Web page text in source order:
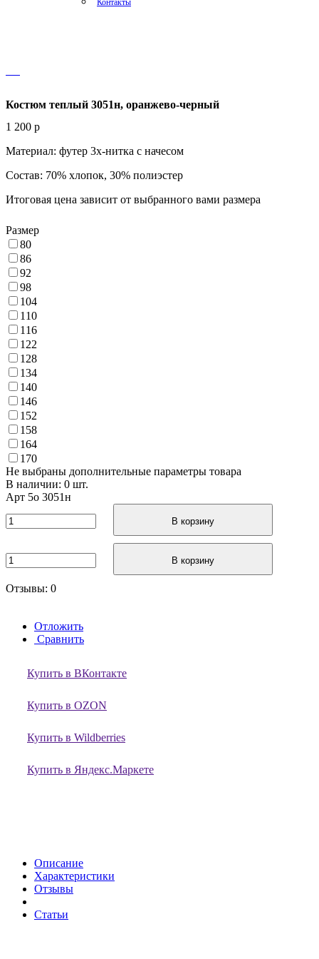
Контакты
Костюм теплый 3051н, оранжево-черный
1 200 p
Материал: футер 3х-нитка с начесом
Состав: 70% хлопок, 30% полиэстер
Итоговая цена зависит от выбранного вами размера
Размер
80
86
92
98
104
110
116
122
128
134
140
146
152
158
164
170
Не выбраны дополнительные параметры товара
В наличии: 0 шт.
Арт 5о 3051н
В корзину
В корзину
Отзывы: 0
Отложить
Сравнить
Купить в ВКонтакте
Купить в OZON
Купить в Wildberries
Купить в Яндекс.Маркете
Описание
Характеристики
Отзывы
Статьи